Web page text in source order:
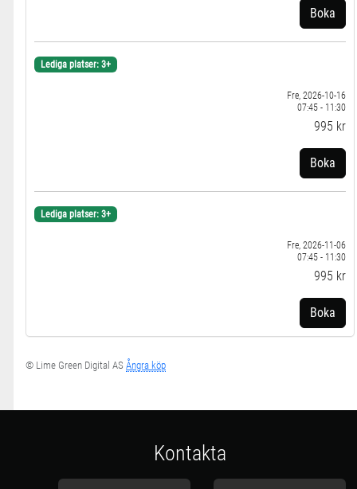
Boka
Lediga platser: 3+
Fre, 2026-10-16
07:45 - 11:30
995 kr
Boka
Lediga platser: 3+
Fre, 2026-11-06
07:45 - 11:30
995 kr
Boka
© Lime Green Digital AS Ångra köp
Kontakta